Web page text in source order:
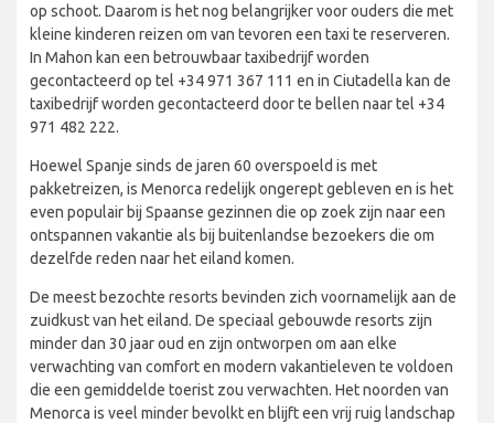
op schoot. Daarom is het nog belangrijker voor ouders die met
kleine kinderen reizen om van tevoren een taxi te reserveren.
In Mahon kan een betrouwbaar taxibedrijf worden
gecontacteerd op tel +34 971 367 111 en in Ciutadella kan de
taxibedrijf worden gecontacteerd door te bellen naar tel +34
971 482 222.
Hoewel Spanje sinds de jaren 60 overspoeld is met
pakketreizen, is Menorca redelijk ongerept gebleven en is het
even populair bij Spaanse gezinnen die op zoek zijn naar een
ontspannen vakantie als bij buitenlandse bezoekers die om
dezelfde reden naar het eiland komen.
De meest bezochte resorts bevinden zich voornamelijk aan de
zuidkust van het eiland. De speciaal gebouwde resorts zijn
minder dan 30 jaar oud en zijn ontworpen om aan elke
verwachting van comfort en modern vakantieleven te voldoen
die een gemiddelde toerist zou verwachten. Het noorden van
Menorca is veel minder bevolkt en blijft een vrij ruig landschap